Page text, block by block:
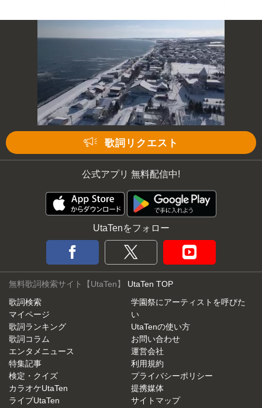
歌詞リクエスト
公式アプリ 無料配信中!
UtaTenをフォロー
無料歌詞検索サイト【UtaTen】 UtaTen TOP
歌詞検索
マイページ
歌詞ランキング
歌詞コラム
エンタメニュース
特集記事
検定・クイズ
カラオケUtaTen
ライブUtaTen
学園祭にアーティストを呼びた
い
UtaTenの使い方
お問い合わせ
運営会社
利用規約
プライバシーポリシー
提携媒体
サイトマップ